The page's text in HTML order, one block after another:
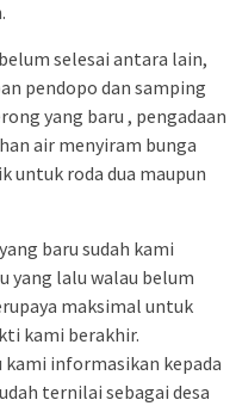
selesai antara lain,
pendopo dan samping
yang baru , pengadaan
air menyiram bunga
untuk roda dua maupun
baru sudah kami
yang lalu walau belum
maksimal untuk
kami berakhir.
kami informasikan kepada
ternilai sebagai desa